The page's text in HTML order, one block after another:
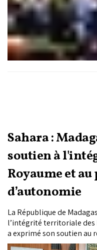
Sahara :
soutien à
Royaume et
d’autonomie
La République de
l’intégrité territoriale des
a exprimé son soutien au
Royaume du Maroc et